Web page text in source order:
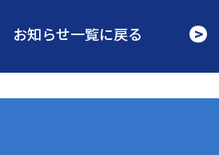
お知らせ一覧に戻る